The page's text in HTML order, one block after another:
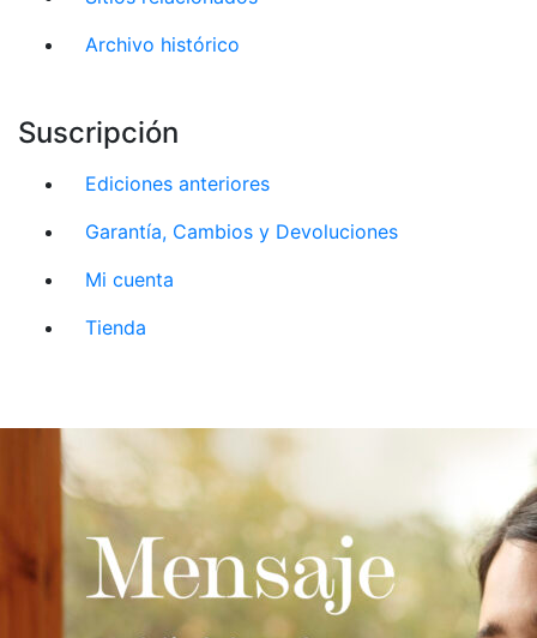
Archivo histórico
Suscripción
Ediciones anteriores
Garantía, Cambios y Devoluciones
Mi cuenta
Tienda